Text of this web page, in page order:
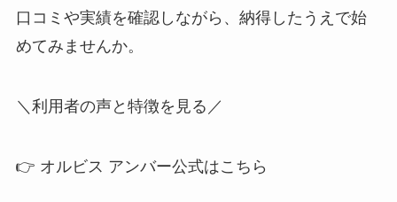
口コミや実績を確認しながら、納得したうえで始
めてみませんか。
＼利用者の声と特徴を見る／
👉 オルビス アンバー公式はこちら